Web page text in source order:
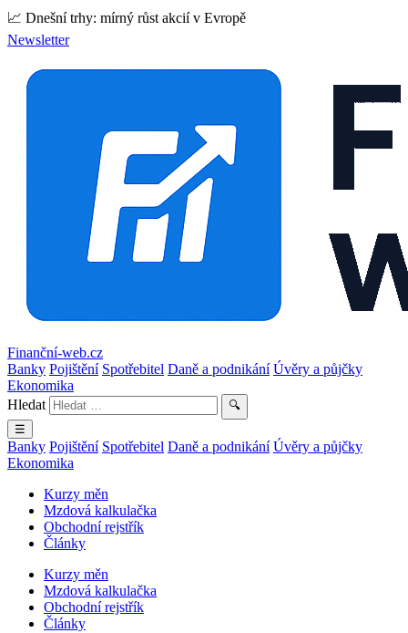
📈 Dnešní trhy: mírný růst akcií v Evropě
Newsletter
Finanční-web.cz
Banky Pojištění Spotřebitel Daně a podnikání Úvěry a půjčky
Ekonomika
Hledat
🔍
☰
Banky Pojištění Spotřebitel Daně a podnikání Úvěry a půjčky
Ekonomika
Kurzy měn
Mzdová kalkulačka
Obchodní rejstřík
Články
Kurzy měn
Mzdová kalkulačka
Obchodní rejstřík
Články